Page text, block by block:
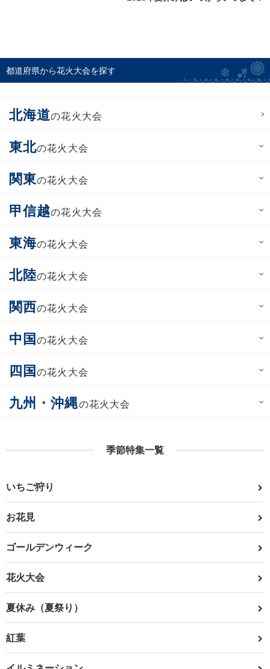
都道府県から花火大会を探す
北海道の花火大会
東北の花火大会
関東の花火大会
甲信越の花火大会
東海の花火大会
北陸の花火大会
関西の花火大会
中国の花火大会
四国の花火大会
九州・沖縄の花火大会
季節特集一覧
いちご狩り
お花見
ゴールデンウィーク
花火大会
夏休み（夏祭り）
紅葉